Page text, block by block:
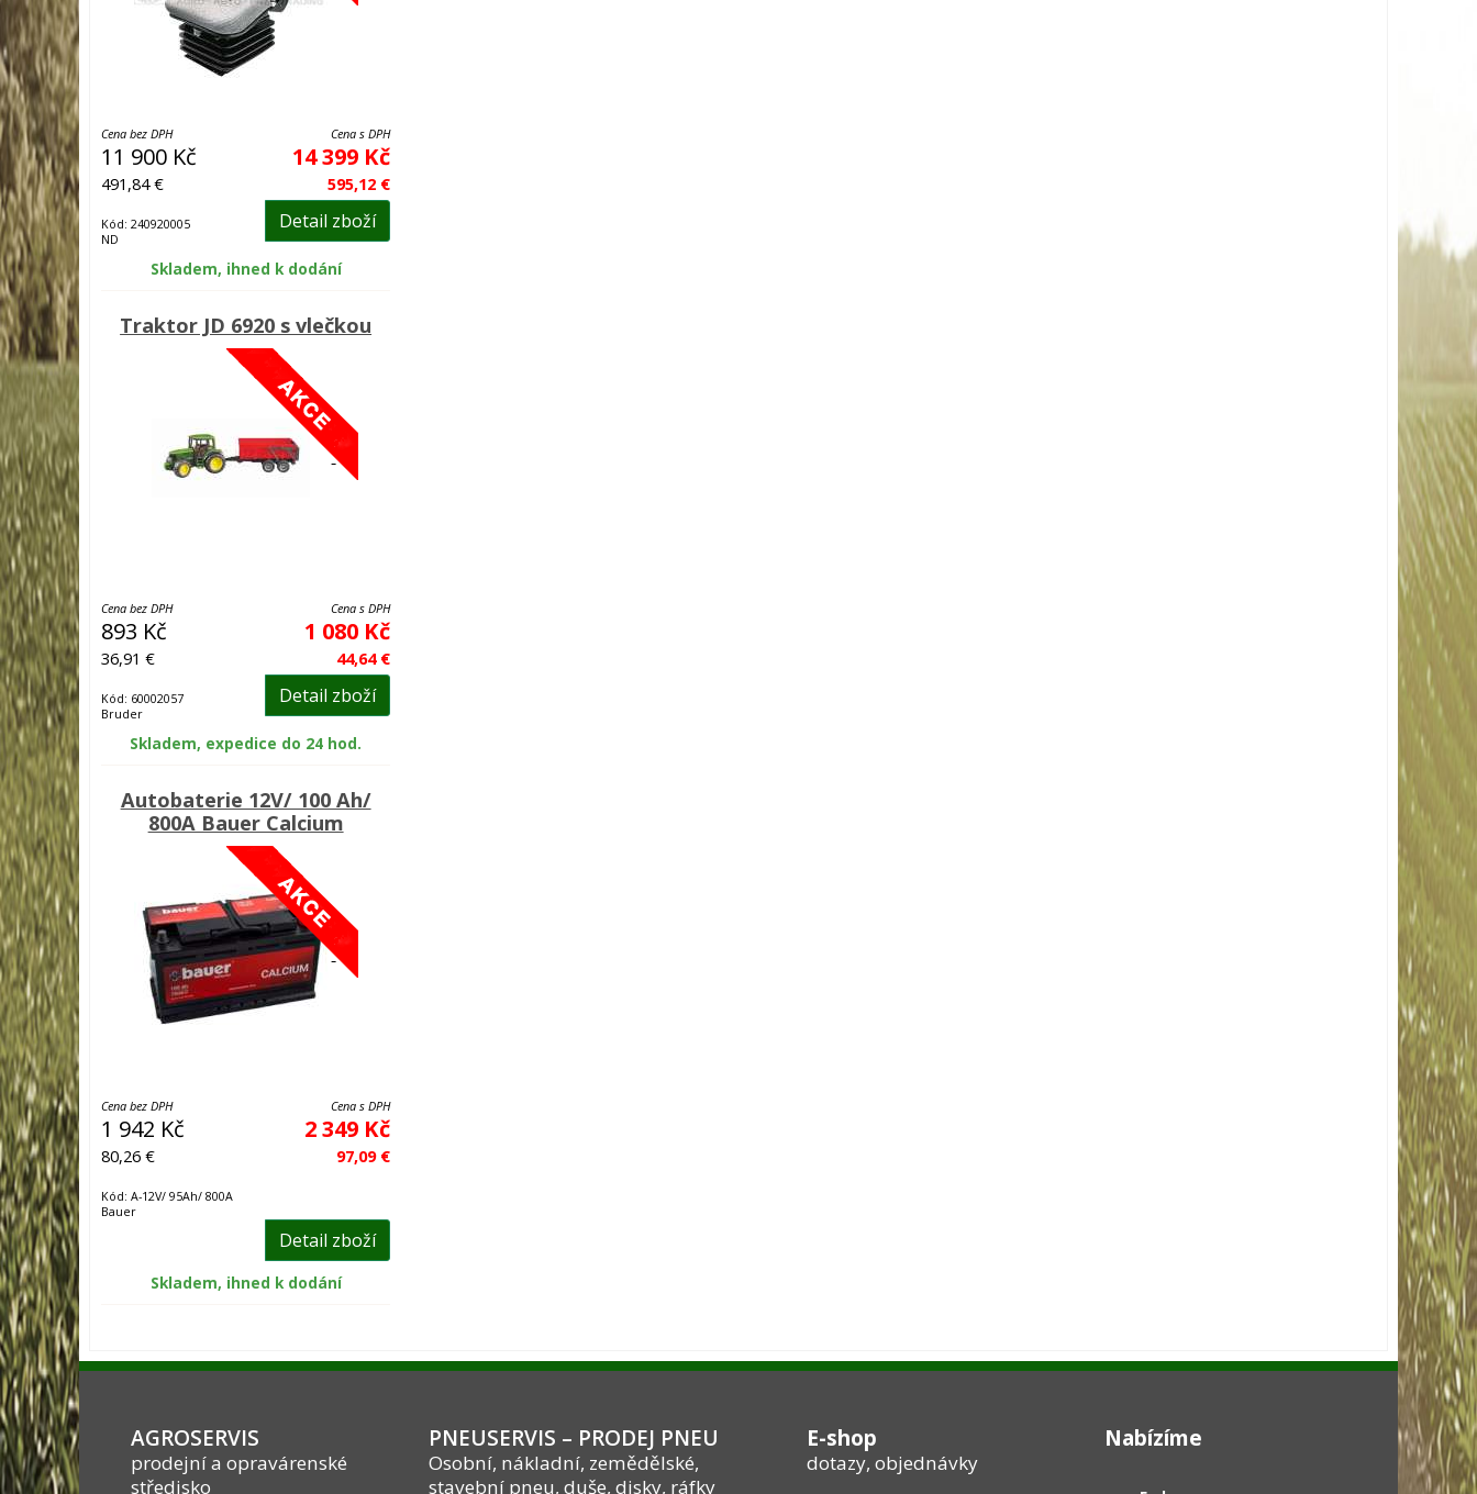
Cena bez DPH
11 900 Kč
491,84 €
Cena s DPH
14 399 Kč
595,12 €
Kód: 240920005
ND
Detail zboží
Skladem, ihned k dodání
Traktor JD 6920 s vlečkou
Cena bez DPH
893 Kč
36,91 €
Cena s DPH
1 080 Kč
44,64 €
Kód: 60002057
Bruder
Detail zboží
Skladem, expedice do 24 hod.
Autobaterie 12V/ 100 Ah/
800A Bauer Calcium
Cena bez DPH
1 942 Kč
80,26 €
Cena s DPH
2 349 Kč
97,09 €
Kód: A-12V/ 95Ah/ 800A
Bauer
Detail zboží
Skladem, ihned k dodání
AGROSERVIS
prodejní a opravárenské
středisko
PNEUSERVIS – PRODEJ PNEU
Osobní, nákladní, zemědělské,
stavební pneu, duše, disky, ráfky
E-shop
dotazy, objednávky
Nabízíme